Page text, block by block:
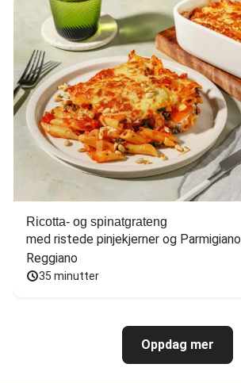
Ricotta- og spinatgrateng
med ristede pinjekjerner og Parmigiano
Reggiano
35 minutter
Oppdag mer